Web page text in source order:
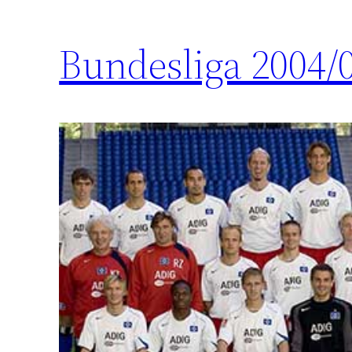
Bundesliga 2004/